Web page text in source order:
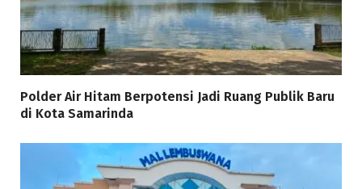
Polder Air Hitam Berpotensi Jadi Ruang Publik Baru
di Kota Samarinda